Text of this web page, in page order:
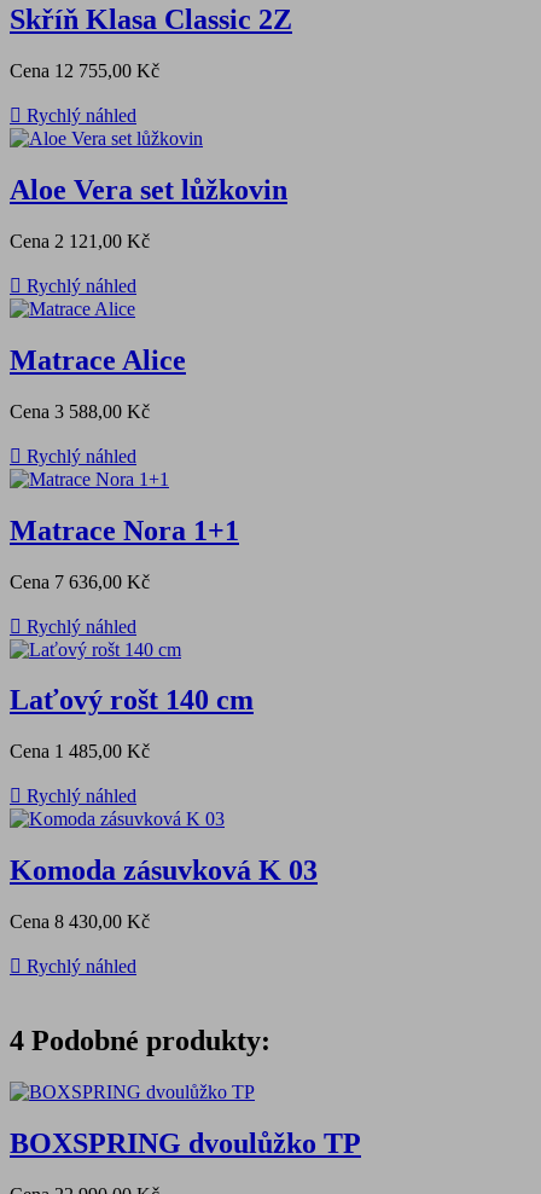
Skříň Klasa Classic 2Z
Cena 12 755,00 Kč
 Rychlý náhled
Aloe Vera set lůžkovin
Cena 2 121,00 Kč
 Rychlý náhled
Matrace Alice
Cena 3 588,00 Kč
 Rychlý náhled
Matrace Nora 1+1
Cena 7 636,00 Kč
 Rychlý náhled
Laťový rošt 140 cm
Cena 1 485,00 Kč
 Rychlý náhled
Komoda zásuvková K 03
Cena 8 430,00 Kč
 Rychlý náhled
4 Podobné produkty:
BOXSPRING dvoulůžko TP